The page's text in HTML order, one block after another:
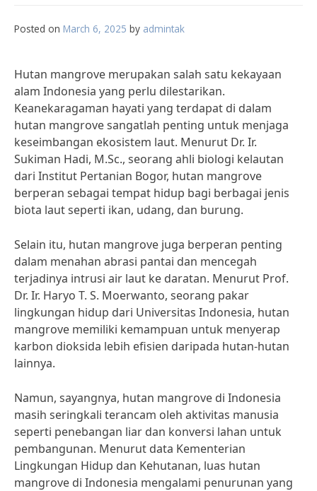
Posted on March 6, 2025 by admintak
Hutan mangrove merupakan salah satu kekayaan
alam Indonesia yang perlu dilestarikan.
Keanekaragaman hayati yang terdapat di dalam
hutan mangrove sangatlah penting untuk menjaga
keseimbangan ekosistem laut. Menurut Dr. Ir.
Sukiman Hadi, M.Sc., seorang ahli biologi kelautan
dari Institut Pertanian Bogor, hutan mangrove
berperan sebagai tempat hidup bagi berbagai jenis
biota laut seperti ikan, udang, dan burung.
Selain itu, hutan mangrove juga berperan penting
dalam menahan abrasi pantai dan mencegah
terjadinya intrusi air laut ke daratan. Menurut Prof.
Dr. Ir. Haryo T. S. Moerwanto, seorang pakar
lingkungan hidup dari Universitas Indonesia, hutan
mangrove memiliki kemampuan untuk menyerap
karbon dioksida lebih efisien daripada hutan-hutan
lainnya.
Namun, sayangnya, hutan mangrove di Indonesia
masih seringkali terancam oleh aktivitas manusia
seperti penebangan liar dan konversi lahan untuk
pembangunan. Menurut data Kementerian
Lingkungan Hidup dan Kehutanan, luas hutan
mangrove di Indonesia mengalami penurunan yang